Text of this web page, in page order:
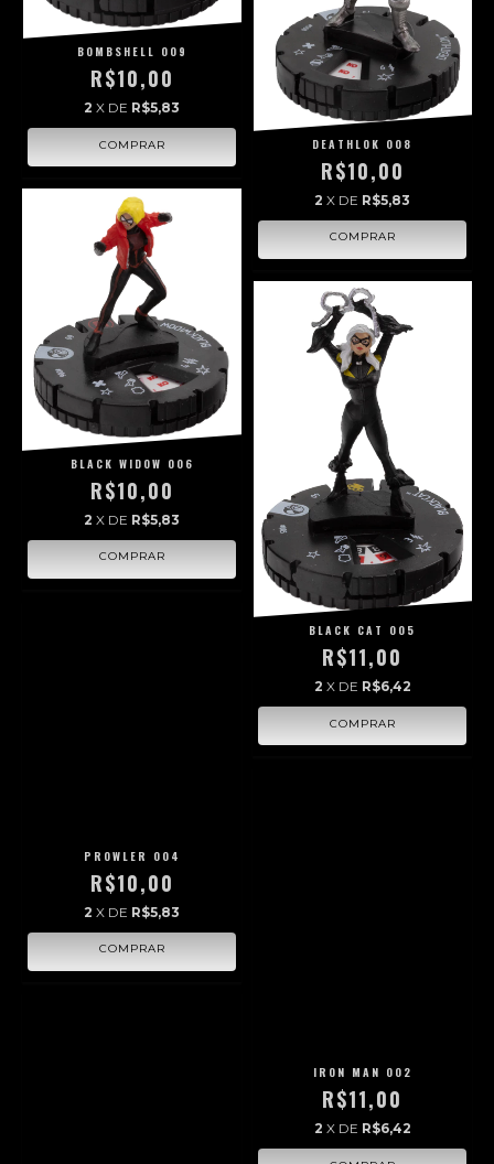
BOMBSHELL 009
R$10,00
2 X DE R$5,83
DEATHLOK 008
R$10,00
2 X DE R$5,83
BLACK WIDOW 006
R$10,00
2 X DE R$5,83
BLACK CAT 005
R$11,00
2 X DE R$6,42
PROWLER 004
R$10,00
2 X DE R$5,83
IRON MAN 002
R$11,00
2 X DE R$6,42